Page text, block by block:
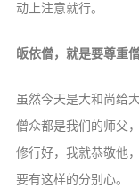
动上注意就行。
皈依僧，就是要尊重僧
虽然今天是大和尚给
僧众都是我们的师父
修行好，我就恭敬他
要有这样的分别心。